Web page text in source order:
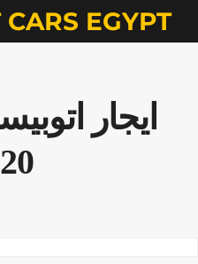
CARS EGYPT
ايجار